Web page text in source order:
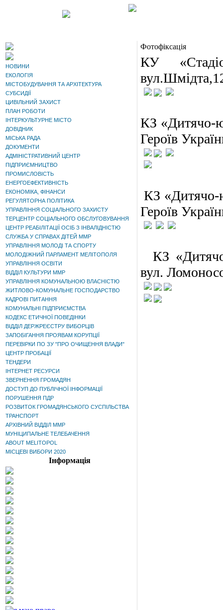
НОВИНИ
ЕКОЛОГІЯ
МІСТОБУДУВАННЯ ТА АРХІТЕКТУРА
СУБСИДІЇ
ЦИВІЛЬНИЙ ЗАХИСТ
ПЛАН РОБОТИ
ІНТЕРКУЛЬТУРНЕ МІСТО
ДОВІДНИК
МІСЬКА РАДА
ДОКУМЕНТИ
АДМІНІСТРАТИВНИЙ ЦЕНТР
ПІДПРИЄМНИЦТВО
ПРОМИСЛОВІСТЬ
ЕНЕРГОЕФЕКТИВНІСТЬ
ЕКОНОМІКА, ФІНАНСИ
РЕГУЛЯТОРНА ПОЛІТИКА
УПРАВЛІННЯ СОЦІАЛЬНОГО ЗАХИСТУ
ТЕРЦЕНТР СОЦІАЛЬНОГО ОБСЛУГОВУВАННЯ
ЦЕНТР РЕАБІЛІТАЦІЇ ОСІБ З ІНВАЛІДНІСТЮ
СЛУЖБА У СПРАВАХ ДІТЕЙ ММР
УПРАВЛІННЯ МОЛОДІ ТА СПОРТУ
МОЛОДІЖНИЙ ПАРЛАМЕНТ МЕЛІТОПОЛЯ
УПРАВЛІННЯ ОСВІТИ
ВІДДІЛ КУЛЬТУРИ ММР
УПРАВЛІННЯ КОМУНАЛЬНОЮ ВЛАСНІСТЮ
ЖИТЛОВО-КОМУНАЛЬНЕ ГОСПОДАРСТВО
КАДРОВІ ПИТАННЯ
КОМУНАЛЬНІ ПІДПРИЄМСТВА
КОДЕКС ЕТИЧНОЇ ПОВЕДІНКИ
ВІДДІЛ ДЕРЖРЕЄСТРУ ВИБОРЦІВ
ЗАПОБІГАННЯ ПРОЯВАМ КОРУПЦІЇ
ПЕРЕВІРКИ ПО ЗУ "ПРО ОЧИЩЕННЯ ВЛАДИ"
ЦЕНТР ПРОБАЦІЇ
ТЕНДЕРИ
ІНТЕРНЕТ РЕСУРСИ
ЗВЕРНЕННЯ ГРОМАДЯН
ДОСТУП ДО ПУБЛІЧНОЇ ІНФОРМАЦІЇ
ПОРУШЕННЯ ПДР
РОЗВИТОК ГРОМАДЯНСЬКОГО СУСПІЛЬСТВА
ТРАНСПОРТ
АРХІВНИЙ ВІДДІЛ ММР
МУНІЦИПАЛЬНЕ ТЕЛЕБАЧЕННЯ
ABOUT MELITOPOL
МІСЦЕВІ ВИБОРИ 2020
Інформація
Фотофіксація
КУ
КЗ «Дитячо-
Героїв
КЗ
Героїв
КЗ
вул.